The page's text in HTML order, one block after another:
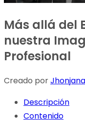
Más allá del
nuestra
Profesional
Creado por
Descripción
Contenido